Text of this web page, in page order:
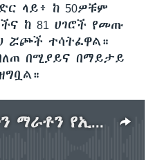
ላይ፥ ከ 50ዎቹም
ከ 81 ሀገሮች የመጡ
ሯጮች ተሳትፈዋል።
በሚያይና በማይታይ
በዓለም ዝነኛው የቦስተን ማራቶን የኢትዮጵያ አትሌቶች በሴቶቹም በወንዶቹም ድል ተቀዳጁ
available